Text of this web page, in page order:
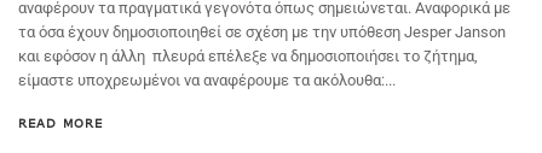
αναφέρουν τα πραγματικά γεγονότα όπως σημειώνεται. Αναφορικά με
τα όσα έχουν δημοσιοποιηθεί σε σχέση με την υπόθεση Jesper Janson
και εφόσον η άλλη πλευρά επέλεξε να δημοσιοποιήσει το ζήτημα,
είμαστε υποχρεωμένοι να αναφέρουμε τα ακόλουθα:...
READ MORE